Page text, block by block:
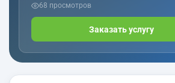
68 просмотров
Заказать услугу